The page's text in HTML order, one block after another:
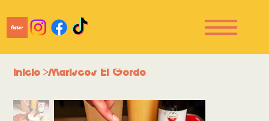
Inicio >Mariscos El Gordo